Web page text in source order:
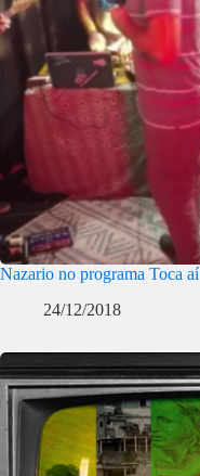
Nazario no programa Toca aí
24/12/2018